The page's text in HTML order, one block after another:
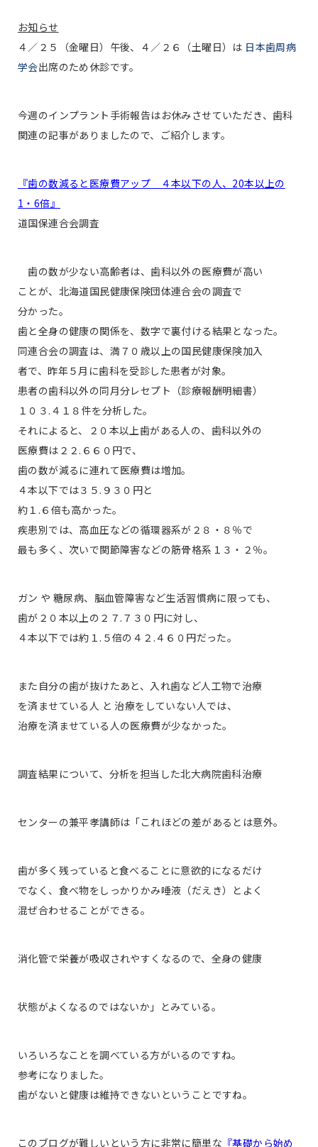
お知らせ
４／２５（金曜日）午後、４／２６（土曜日）は 日本歯周病
学会出席のため休診です。
今週のインプラント手術報告はお休みさせていただき、歯科
関連の記事がありましたので、ご紹介します。
『歯の数減ると医療費アップ ４本以下の人、20本以上の
1・6倍』
道国保連合会調査
歯の数が少ない高齢者は、歯科以外の医療費が高い
ことが、北海道国民健康保険団体連合会の調査で
分かった。
歯と全身の健康の関係を、数字で裏付ける結果となった。
同連合会の調査は、満７０歳以上の国民健康保険加入
者で、昨年５月に歯科を受診した患者が対象。
患者の歯科以外の同月分レセプト（診療報酬明細書）
１０３.４１８件を分析した。
それによると、２０本以上歯がある人の、歯科以外の
医療費は２２.６６０円で、
歯の数が減るに連れて医療費は増加。
４本以下では３５.９３０円と
約１.６倍も高かった。
疾患別では、高血圧などの循環器系が２８・８％で
最も多く、次いで関節障害などの筋骨格系１３・２％。
ガン や 糖尿病、脳血管障害など生活習慣病に限っても、
歯が２０本以上の２７.７３０円に対し、
４本以下では約１.５倍の４２.４６０円だった。
また自分の歯が抜けたあと、入れ歯など人工物で治療
を済ませている人 と 治療をしていない人では、
治療を済ませている人の医療費が少なかった。
調査結果について、分析を担当した北大病院歯科治療
センターの兼平孝講師は「これほどの差があるとは意外。
歯が多く残っていると食べることに意欲的になるだけ
でなく、食べ物をしっかりかみ唾液（だえき）とよく
混ぜ合わせることができる。
消化管で栄養が吸収されやすくなるので、全身の健康
状態がよくなるのではないか」とみている。
いろいろなことを調べている方がいるのですね。
参考になりました。
歯がないと健康は維持できないということですね。
このブログが難しいという方に非常に簡単な 『基礎から始め